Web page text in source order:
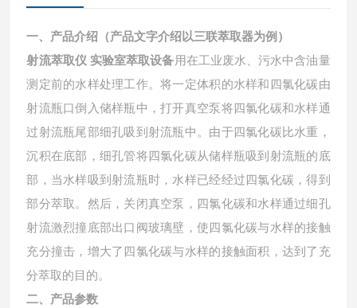
一、产品介绍（产品文字介绍以三联萃取器为例）
射流萃取仪 实验室萃取设备用在工业废水、污水中含油量
测定前的水样处理工作。将一定体积的水样和四氯化碳由
射流瓶口倒入储样瓶中，打开真空泵将四氯化碳和水样通
过射流瓶尾部细孔吸到射流瓶中。由于四氯化碳比水重，
沉积在底部，细孔管将四氯化碳从储样瓶吸到射流瓶的底
部，当水样吸到射流瓶时，水样已经经过四氯化碳，得到
部分萃取。然后，关闭真空泵，四氯化碳和水样通过细孔
射流激烈撞底部出口阀玻璃壁，使四氯化碳与水样的接触
充分撞击，增大了四氯化碳与水样的接触面积，达到了充
分萃取的目的。
二、产品参数